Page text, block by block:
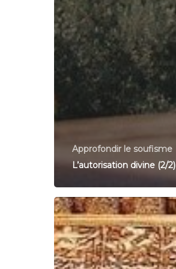
Approfondir le soufisme
L’autorisation divine (2/2)